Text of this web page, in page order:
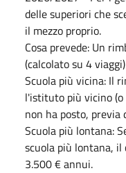
delle superiori che
il mezzo proprio.
Cosa prevede: Un
(calcolato su 4
Scuola più vicina: Il
l'istituto più vicino
non ha posto,
Scuola più lontana:
scuola più lontana,
3.500 € annui.